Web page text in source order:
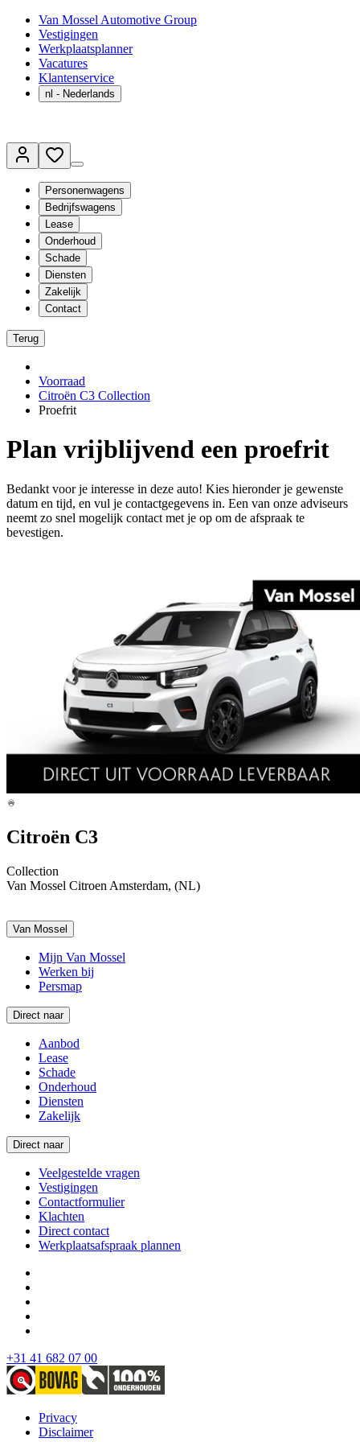
Van Mossel Automotive Group
Vestigingen
Werkplaatsplanner
Vacatures
Klantenservice
nl - Nederlands
Personenwagens
Bedrijfswagens
Lease
Onderhoud
Schade
Diensten
Zakelijk
Contact
Terug
Voorraad
Citroën C3 Collection
Proefrit
Plan vrijblijvend een proefrit
Bedankt voor je interesse in deze auto! Kies hieronder je gewenste
datum en tijd, en vul je contactgegevens in. Een van onze adviseurs
neemt zo snel mogelijk contact met je op om de afspraak te
bevestigen.
Citroën C3
Collection
Van Mossel Citroen Amsterdam, (NL)
Van Mossel
Mijn Van Mossel
Werken bij
Persmap
Direct naar
Aanbod
Lease
Schade
Onderhoud
Diensten
Zakelijk
Direct naar
Veelgestelde vragen
Vestigingen
Contactformulier
Klachten
Direct contact
Werkplaatsafspraak plannen
+31 41 682 07 00
Privacy
Disclaimer